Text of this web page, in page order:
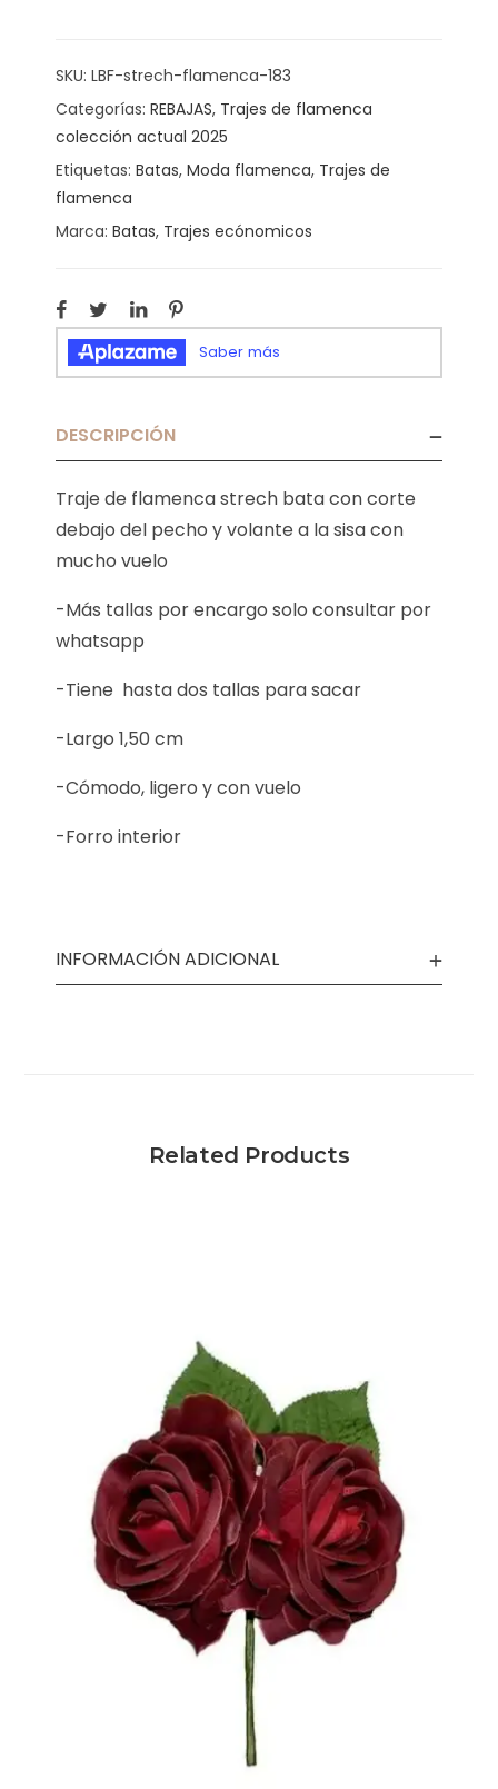
SKU: LBF-strech-flamenca-183
Categorías: REBAJAS, Trajes de flamenca
colección actual 2025
Etiquetas: Batas, Moda flamenca, Trajes de
flamenca
Marca: Batas, Trajes ecónomicos
DESCRIPCIÓN
Traje de flamenca strech bata con corte
debajo del pecho y volante a la sisa con
mucho vuelo
-Más tallas por encargo solo consultar por
whatsapp
-Tiene hasta dos tallas para sacar
-Largo 1,50 cm
-Cómodo, ligero y con vuelo
-Forro interior
INFORMACIÓN ADICIONAL
Related Products